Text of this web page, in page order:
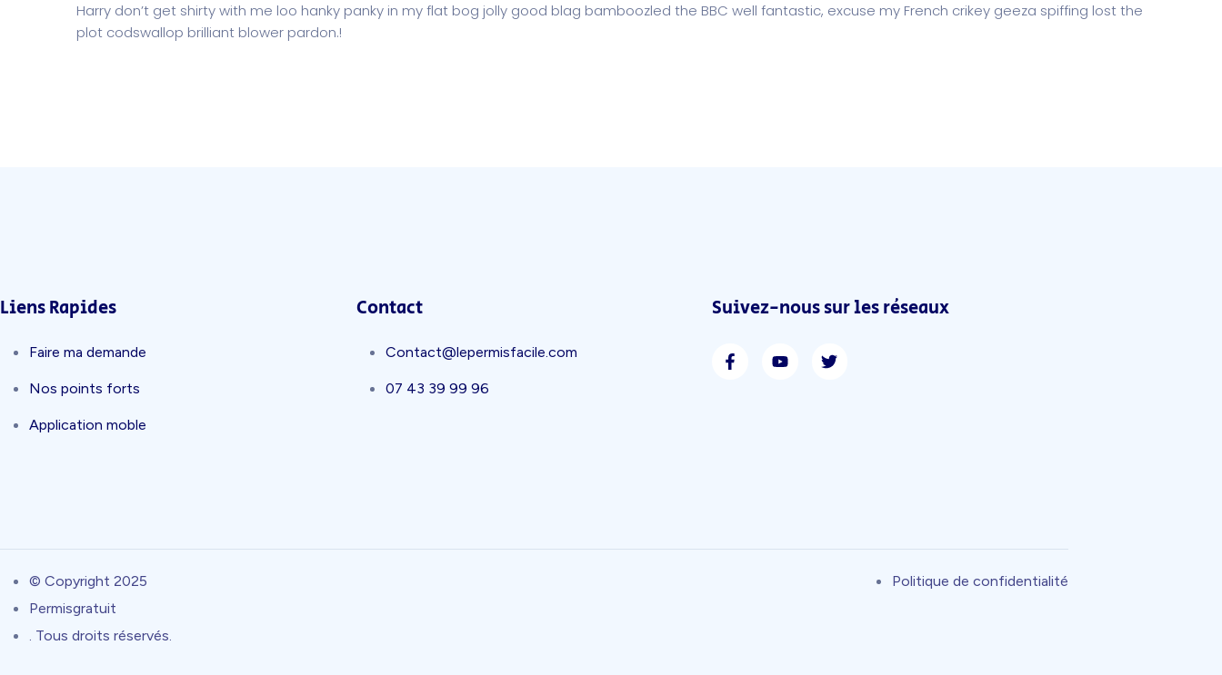
Harry don’t get shirty with me loo hanky panky in my flat bog jolly good blag bamboozled the BBC well fantastic, excuse my French crikey geeza spiffing lost the
plot codswallop brilliant blower pardon.!
Liens Rapides
Faire ma demande
Nos points forts
Application moble
Contact
Contact@lepermisfacile.com
07 43 39 99 96
Suivez-nous sur les réseaux
© Copyright 2025
Permisgratuit
. Tous droits réservés.
Politique de confidentialité